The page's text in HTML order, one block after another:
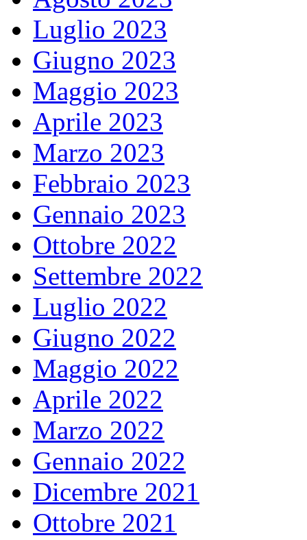
Luglio 2023
Giugno 2023
Maggio 2023
Aprile 2023
Marzo 2023
Febbraio 2023
Gennaio 2023
Ottobre 2022
Settembre 2022
Luglio 2022
Giugno 2022
Maggio 2022
Aprile 2022
Marzo 2022
Gennaio 2022
Dicembre 2021
Ottobre 2021